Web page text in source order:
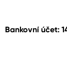
Bankovní účet: